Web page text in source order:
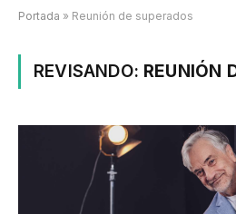
Portada » Reunión de superados
REVISANDO: REUNIÓN